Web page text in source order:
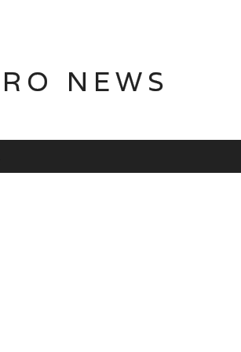
NEWS